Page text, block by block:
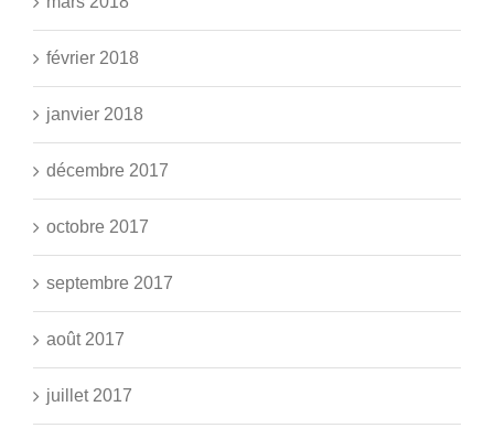
février 2018
janvier 2018
décembre 2017
octobre 2017
septembre 2017
août 2017
juillet 2017